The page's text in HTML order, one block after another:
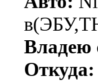
Владею
Откуда: